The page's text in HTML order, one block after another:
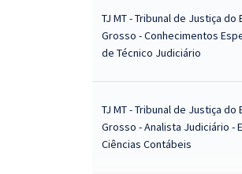
TJ MT - Tribunal de Justiça
Grosso - Conhecimentos
de Técnico Judiciário
TJ MT - Tribunal de Justiça
Grosso - Analista Judiciário -
Ciências Contábeis